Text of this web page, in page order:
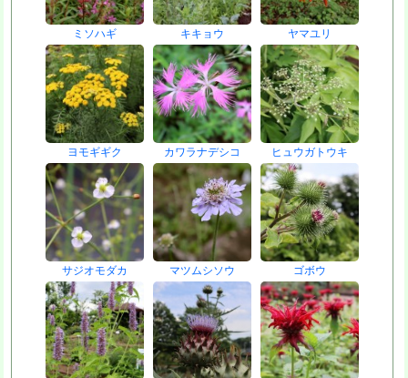
ミソハギ キキョウ ヤマユリ
ヨモギギク カワラナデシコ ヒュウガトウキ
サジオモダカ マツムシソウ ゴボウ